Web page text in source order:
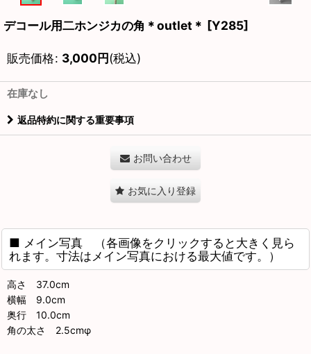
デコール用二ホンジカの角＊outlet＊ [Y285]
販売価格: 3,000円(税込)
在庫なし
返品特約に関する重要事項
お問い合わせ
お気に入り登録
■ メイン写真 （各画像をクリックすると大きく見ら
れます。寸法はメイン写真における最大値です。）
高さ 37.0cm
横幅 9.0cm
奥行 10.0cm
角の太さ 2.5cmφ